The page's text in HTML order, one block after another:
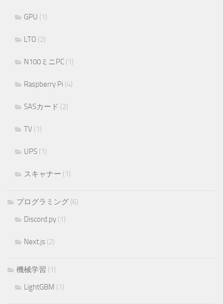
GPU (1)
LTO (2)
N100ミニPC (1)
Raspberry Pi (4)
SASカード (2)
TV (1)
UPS (1)
スキャナー (1)
プログラミング (6)
Discord.py (1)
Next.js (2)
機械学習 (1)
LightGBM (1)